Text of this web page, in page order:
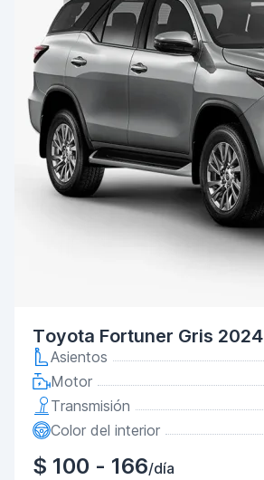
Toyota Fortuner Gris 2024
Asientos
Motor
Transmisión
Color del interior
$ 100 - 166/día